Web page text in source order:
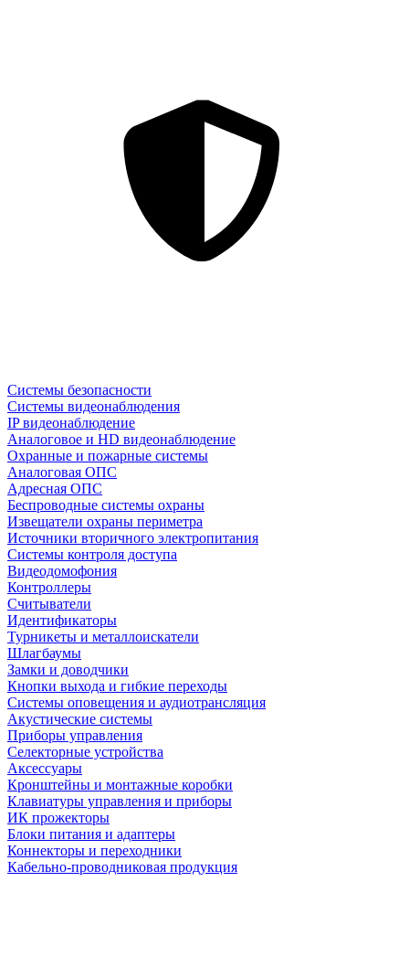
Системы безопасности
Системы видеонаблюдения
IP видеонаблюдение
Аналоговое и HD видеонаблюдение
Охранные и пожарные системы
Аналоговая ОПС
Адресная ОПС
Беспроводные системы охраны
Извещатели охраны периметра
Источники вторичного электропитания
Системы контроля доступа
Видеодомофония
Контроллеры
Считыватели
Идентификаторы
Турникеты и металлоискатели
Шлагбаумы
Замки и доводчики
Кнопки выхода и гибкие переходы
Системы оповещения и аудиотрансляция
Акустические системы
Приборы управления
Селекторные устройства
Аксессуары
Кронштейны и монтажные коробки
Клавиатуры управления и приборы
ИК прожекторы
Блоки питания и адаптеры
Коннекторы и переходники
Кабельно-проводниковая продукция